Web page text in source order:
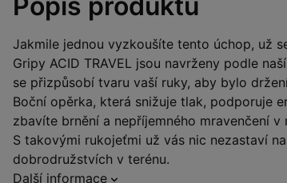
Popis produktu
Jakmile jednou vyzkoušíte tento úchop, už
Gripy ACID TRAVEL jsou navrženy podle
se přizpůsobí tvaru vaší ruky, aby bylo
Boční opěrka, která snižuje tlak, podporuje
zbavíte brnění a nepříjemného mravenčení v
S takovými rukojeťmi už vás nic nezastaví
dobrodružstvích v terénu.
Další informace